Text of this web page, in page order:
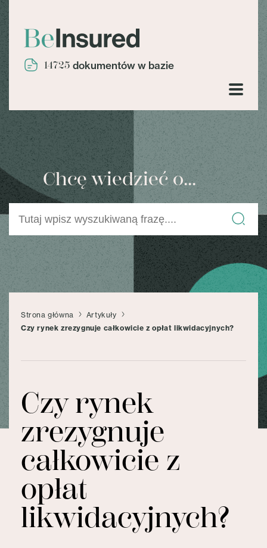
14725 dokumentów w bazie
Chcę wiedzieć o...
Strona główna
Artykuły
Czy rynek zrezygnuje całkowicie z opłat likwidacyjnych?
Czy rynek
zrezygnuje
całkowicie z
opłat
likwidacyjnych?